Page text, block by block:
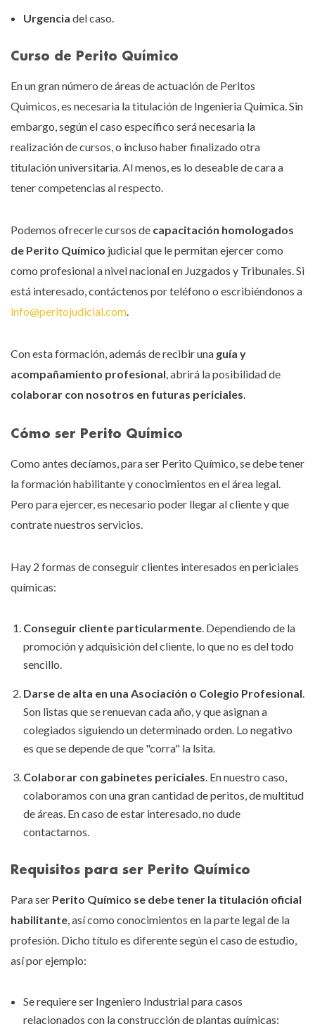
Urgencia del caso.
Curso de Perito Químico
En un gran número de áreas de actuación de Peritos
Quimicos, es necesaria la titulación de Ingenieria Química. Sin
embargo, según el caso específico será necesaria la
realización de cursos, o incluso haber finalizado otra
titulación universitaria. Al menos, es lo deseable de cara a
tener competencias al respecto.
Podemos ofrecerle cursos de capacitación homologados
de Perito Químico judicial que le permitan ejercer como
como profesional a nivel nacional en Juzgados y Tribunales. Si
está interesado, contáctenos por teléfono o escribiéndonos a
info@peritojudicial.com
Con esta formación, además de recibir una guía y
acompañamiento profesional , abrirá la posibilidad de
colaborar con nosotros en futuras periciales
Cómo ser Perito Químico
Como antes decíamos, para ser Perito Químico, se debe tener
la formación habilitante y conocimientos en el área legal.
Pero para ejercer, es necesario poder llegar al cliente y que
contrate nuestros servicios.
Hay 2 formas de conseguir clientes interesados en periciales
químicas:
Conseguir cliente particularmente . Dependiendo de la
promoción y adquisición del cliente, lo que no es del todo
sencillo.
Darse de alta en una Asociación o Colegio Profesional
Son listas que se renuevan cada año, y que asignan a
colegiados siguiendo un determinado orden. Lo negativo
es que se depende de que "corra" la lsita.
Colaborar con gabinetes periciales . En nuestro caso,
colaboramos con una gran cantidad de peritos, de multitud
de áreas. En caso de estar interesado, no dude
contactarnos.
Requisitos para ser Perito Químico
Para ser Perito Químico se debe tener la titulación oficial
habilitante , así como conocimientos en la parte legal de la
profesión. Dicho título es diferente según el caso de estudio,
así por ejemplo:
Se requiere ser Ingeniero Industrial para casos
relacionados con la construcción de plantas químicas;